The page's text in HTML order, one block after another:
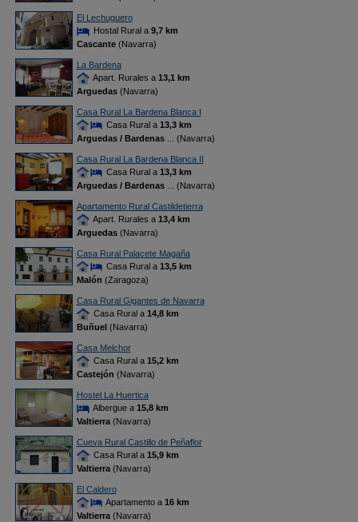
El Lechuguero
Hostal Rural a 9,7 km
Cascante(Navarra)
La Bardena
Apart. Rurales a 13,1 km
Arguedas(Navarra)
Casa Rural La Bardena Blanca I
Casa Rural a 13,3 km
Arguedas / Bardenas
... (Navarra)
Casa Rural La Bardena Blanca II
Casa Rural a 13,3 km
Arguedas / Bardenas
... (Navarra)
Apartamento Rural Castildetierra
Apart. Rurales a 13,4 km
Arguedas(Navarra)
Casa Rural Palacete Magaña
Casa Rural a 13,5 km
Malón (Zaragoza)
Casa Rural Gigantes de Navarra
Casa Rural a 14,8 km
Buñuel(Navarra)
Casa Melchor
Casa Rural a 15,2 km
Castejón (Navarra)
Hostel La Huertica
Albergue a 15,8 km
Valtierra(Navarra)
Cueva Rural Castillo de Peñaflor
Casa Rural a 15,9 km
Valtierra(Navarra)
El Caldero
Apartamento a 16 km
Valtierra(Navarra)